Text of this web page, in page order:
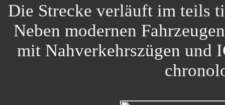
Die Strecke verläuft im teils
Neben modernen
mit Nahverkehrszügen und